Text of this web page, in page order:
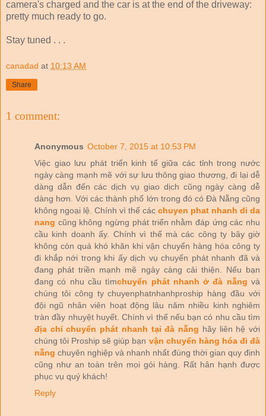
camera's charged and the car is at the end of the driveway:
pretty much ready to go.
Stay tuned . . .
canadad at 10:13 AM
Share
1 comment:
Anonymous October 7, 2015 at 10:53 PM
Việc giao lưu phát triển kinh tế giữa các tỉnh trong nước
ngày càng mạnh mẽ với sự lưu thông giao thương, đi lại dễ
dàng dẫn đến các dịch vụ giao dịch cũng ngày càng dễ
dàng hơn. Với các thành phố lớn trong đó có Đà Nẵng cũng
không ngoại lệ. Chính vì thế các chuyen phat nhanh di da
nang cũng không ngừng phát triển nhằm đáp ứng các nhu
cầu kinh doanh ấy. Chính vì thế mà các công ty bây giờ
không còn quá khó khăn khi vận chuyển hàng hóa công ty
đi khắp nới trong khi ấy dịch vụ chuyển phát nhanh đã và
đang phát triền mạnh mẽ ngày càng cải thiện. Nếu bạn
đang có nhu cầu tìmchuyển phát nhanh ở đà nẵng và
chúng tôi công ty chuyenphatnhanhproship hàng đầu với
đội ngũ nhân viên hoạt động lâu năm nhiều kinh nghiêm
tràn đầy nhuyệt huyết. Chính vì thế nếu bạn có nhu cầu tìm
địa chỉ chuyển phát nhanh tại đà nẵng hãy liên hệ với
chúng tôi Proship sẽ giúp bạn vận chuyển hàng hóa đi đà
nẵng chuyên nghiệp và nhanh nhất đúng thời gian quy định
cũng như an toàn trên mọi gói hàng. Rất hân hạnh được
phục vụ quý khách!
Reply